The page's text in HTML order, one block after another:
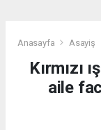
Anasayfa Asayiş
Kırmızı
aile